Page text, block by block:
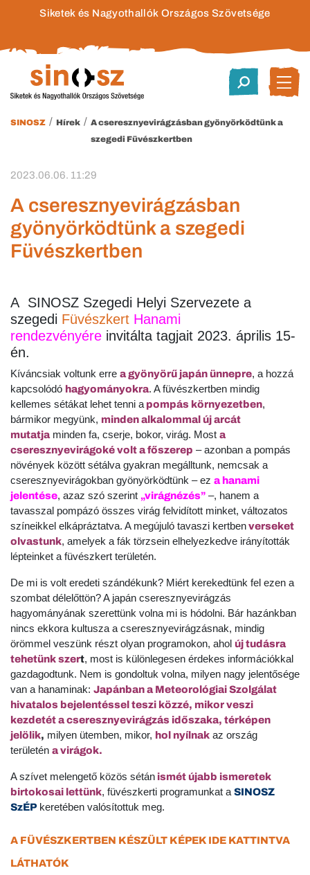
Siketek és Nagyothallók Országos Szövetsége
SINOSZ / Hírek / A cseresznyevirágzásban gyönyörködtünk a
szegedi Füvészkertben
2023.06.06. 11:29
A cseresznyevirágzásban
gyönyörködtünk a szegedi
Füvészkertben
A SINOSZ Szegedi Helyi Szervezete a
szegedi Füvészkert Hanami
rendezvényére invitálta tagjait 2023. április 15-
én.
Kíváncsiak voltunk erre a gyönyörű japán ünnepre, a hozzá
kapcsolódó hagyományokra. A füvészkertben mindig
kellemes sétákat lehet tenni a pompás környezetben,
bármikor megyünk, minden alkalommal új arcát
mutatja minden fa, cserje, bokor, virág. Most a
cseresznyevirágoké volt a főszerep – azonban a pompás
növények között sétálva gyakran megálltunk, nemcsak a
cseresznyevirágokban gyönyörködtünk – ez a hanami
jelentése, azaz szó szerint „virágnézés” –, hanem a
tavasszal pompázó összes virág felvidított minket, változatos
színeikkel elkápráztatva. A megújuló tavaszi kertbenverseket
olvastunk, amelyek a fák törzsein elhelyezkedve irányították
lépteinket a füvészkert területén.
De mi is volt eredeti szándékunk? Miért kerekedtünk fel ezen a
szombat délelőttön? A japán cseresznyevirágzás
hagyományának szerettünk volna mi is hódolni. Bár hazánkban
nincs ekkora kultusza a cseresznyevirágzásnak, mindig
örömmel veszünk részt olyan programokon, ahol új tudásra
tehetünk szert, most is különlegesen érdekes információkkal
gazdagodtunk. Nem is gondoltuk volna, milyen nagy jelentősége
van a hanaminak: Japánban a Meteorológiai Szolgálat
hivatalos bejelentéssel teszi közzé, mikor veszi
kezdetét a cseresznyevirágzás időszaka, térképen
jelölik, milyen ütemben, mikor, hol nyílnak az ország
területén a virágok.
A szívet melengető közös sétán ismét újabb ismeretek
birtokosai lettünk, füvészkerti programunkat a SINOSZ
SzÉP keretében valósítottuk meg.
A FÜVÉSZKERTBEN KÉSZÜLT KÉPEK IDE KATTINTVA
LÁTHATÓK